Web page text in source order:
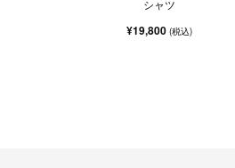
シャツ
¥19,800(税込)